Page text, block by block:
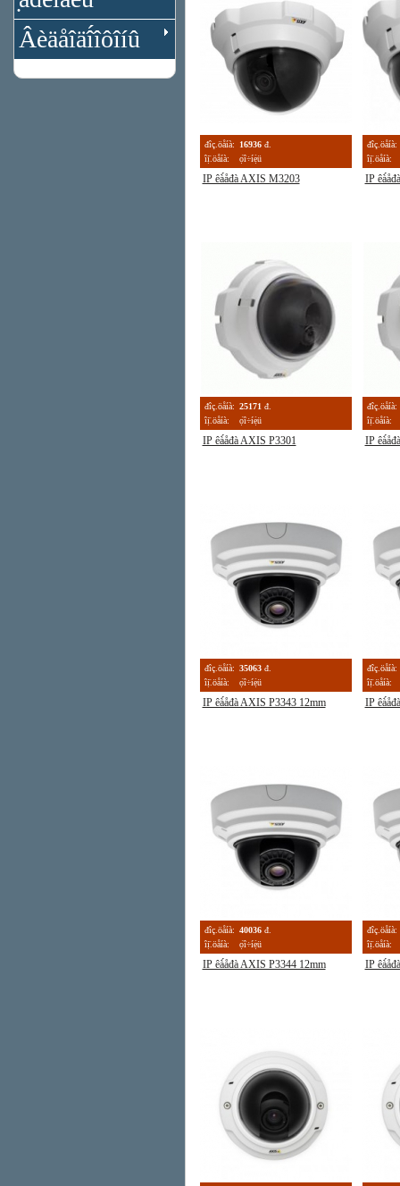
Âèäåîäî́îôîíû
đîç.öåíà: 16936 đ.
îị̈.öåíà:
ọ́î÷íẹ̀ü
IP êà́åđà AXIS M3203
đîç.öåíà:
îị̈.öåíà:
IP
đîç.öåíà: 25171 đ.
îị̈.öåíà:
ọ́î÷íẹ̀ü
IP êà́åđà AXIS P3301
đîç.öåíà:
îị̈.öåíà:
IP
đîç.öåíà: 35063 đ.
îị̈.öåíà:
ọ́î÷íẹ̀ü
IP êà́åđà AXIS P3343 12mm
đîç.öåíà:
îị̈.öåíà:
IP
đîç.öåíà: 40036 đ.
îị̈.öåíà:
ọ́î÷íẹ̀ü
IP êà́åđà AXIS P3344 12mm
đîç.öåíà:
îị̈.öåíà:
IP